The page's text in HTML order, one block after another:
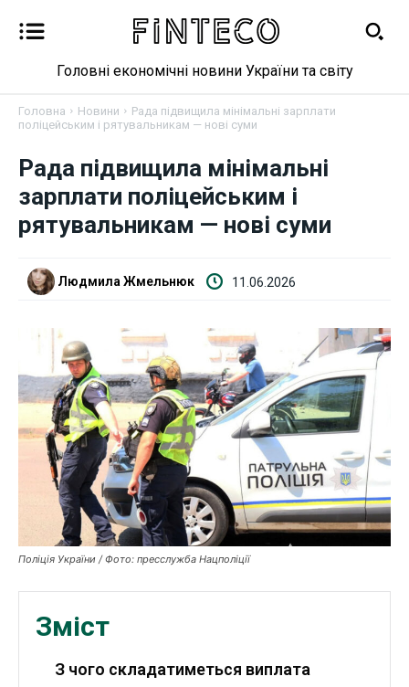
Новини
Криптовалюта
Робота і освіта
Публікації
ФОП
Курс валют
Головні економічні новини України та світу
Головна Новини
Рада підвищила мінімальні зарплати
поліцейським і рятувальникам — нові суми
Рада підвищила мінімальні
зарплати поліцейським і
рятувальникам — нові суми
Людмила Жмельнюк 11.06.2026
Поліція України / Фото: пресслужба Нацполіції
Зміст
З чого складатиметься виплата